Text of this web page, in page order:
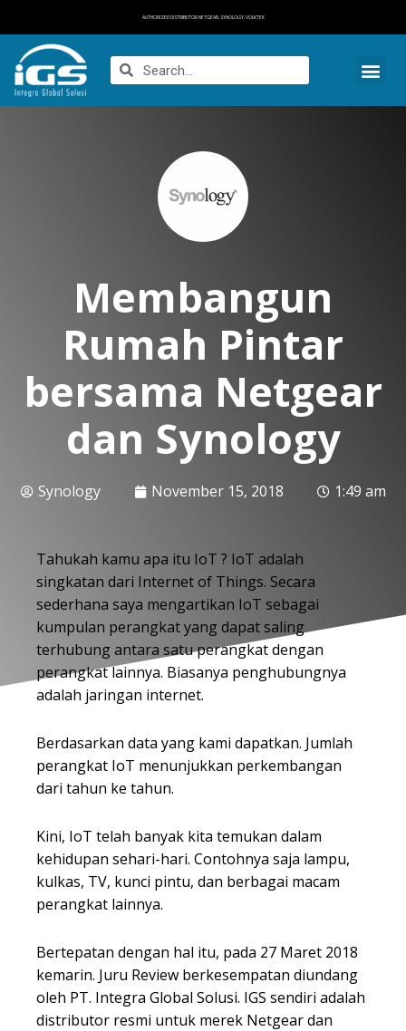
AUTHORIZED DISTRIBUTOR NETGEAR, SYNOLOGY, VOLKTEK
Membangun
Rumah Pintar
bersama Netgear
dan Synology
Synology November 15, 2018 1:49 am
Tahukah kamu apa itu IoT ? IoT adalah
singkatan dari Internet of Things. Secara
sederhana saya mengartikan IoT sebagai
kumpulan perangkat yang dapat saling
terhubung antara satu perangkat dengan
perangkat lainnya. Biasanya penghubungnya
adalah jaringan internet.
Berdasarkan data yang kami dapatkan. Jumlah
perangkat IoT menunjukkan perkembangan
dari tahun ke tahun.
Kini, IoT telah banyak kita temukan dalam
kehidupan sehari-hari. Contohnya saja lampu,
kulkas, TV, kunci pintu, dan berbagai macam
perangkat lainnya.
Bertepatan dengan hal itu, pada 27 Maret 2018
kemarin. Juru Review berkesempatan diundang
oleh PT. Integra Global Solusi. IGS sendiri adalah
distributor resmi untuk merek Netgear dan